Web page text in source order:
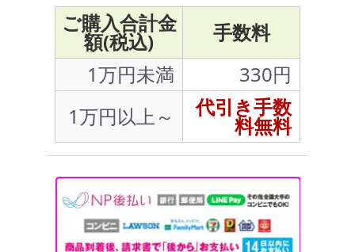
ご購入合計金
額(税込)
手数料
1万円未満
330円
1万円以上～
代引き手数
料無料